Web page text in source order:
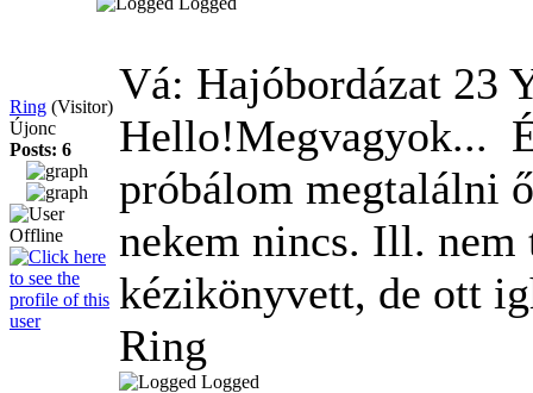
Ring (Visitor)
Újonc
Posts: 6
Vá: Hajóbordázat 23
Hello!Megvagyok...
próbálom megtalálni
nekem nincs. Ill. nem
kézikönyvett, de ott
Ring
Logged